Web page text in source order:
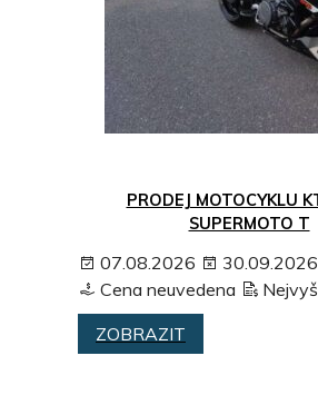
PRODEJ MOTOCYKLU
SUPERMOTO T
07.08.2026 30.09.2026
Cena neuvedena
ZOBRAZIT